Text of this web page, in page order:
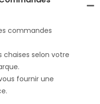
commandes
chaises selon votre
fournir une